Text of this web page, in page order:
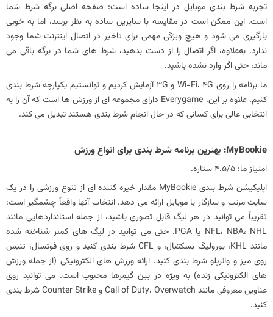
تجربه شرط بندی موبایل در اینجا ساده است: صفحه اصلی برگه شرط شما
است. این ممکن است در مقایسه با سایرین ساده به نظر برسد، اما به خوبی
بارگیری می‌ شود و هیچ ویژگی مهمی برای تاخیر در اتصال اینترنت شما وجود
ندارد. به‌علاوه، اگر اتصال را از دست بدهید، شرط‌ های شما در برگه باقی می‌
ماند، حتی اگر وارد نشده باشید.
ما برنامه را روی Wi-Fi، 4G و 3G آزمایش کردیم و توانستیم یکپارچه شرط بندی
کنیم. علاوه بر این، Everygame دارای مجموعه‌ ای از ورزش‌ ها است که آن را به
انتخابی عالی برای کسانی که در حال انجام شرط‌ بندی هستند تبدیل می‌ کند.
امتیاز ما: 4.5/5 ستاره.
‏اپلیکیشن شرط بندی MyBookie مقدار خیره کننده ای از تنوع ورزشی را در یک
سایت مرتب و سازگار با موبایل ارائه می دهد. انتخاب آنها واقعاً چشمگیر است:
تقریباً می توانید در هر لیگ قابل تصوری باشید، از جمله استانداردهایی مانند
NFL، NBA، NHL یا PGA. حتی می‌ توانید در لیگ‌ های کمتر شناخته‌ شده
مانند KHL، یورولیگ بسکتبال، و CFL شرط بندی کنید و روی فوتسال، تنیس
روی میز و واترپلو شرط‌ بندی کنید. ارائه ورزش های الکترونیکی (از جمله ورزش
های الکترونیکی زنده) به ویژه در بین گیمرها محبوب است. می توانید روی
عناوین معروفی مانند Call of Duty، Overwatch و Counter Strike شرط بندی
کنید.